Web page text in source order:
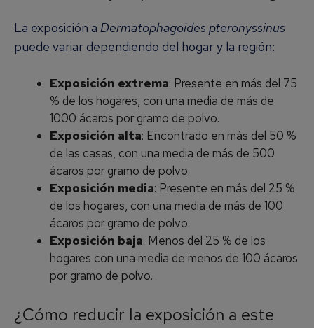
La exposición a Dermatophagoides pteronyssinus
puede variar dependiendo del hogar y la región:
Exposición extrema: Presente en más del 75
% de los hogares, con una media de más de
1000 ácaros por gramo de polvo.
Exposición alta: Encontrado en más del 50 %
de las casas, con una media de más de 500
ácaros por gramo de polvo.
Exposición media: Presente en más del 25 %
de los hogares, con una media de más de 100
ácaros por gramo de polvo.
Exposición baja: Menos del 25 % de los
hogares con una media de menos de 100 ácaros
por gramo de polvo.
¿Cómo reducir la exposición a este